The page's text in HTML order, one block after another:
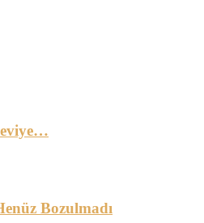
Bozulmadı